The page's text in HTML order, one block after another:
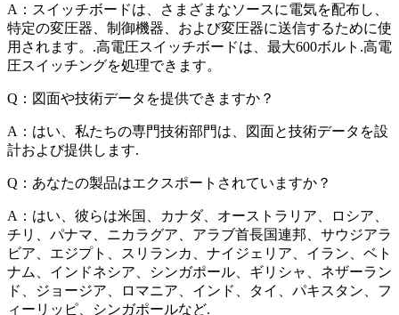
A：スイッチボードは、さまざまなソースに電気を配布し、
特定の変圧器、制御機器、および変圧器に送信するために使
用されます。.高電圧スイッチボードは、最大600ボルト.高電
圧スイッチングを処理できます。
Q：図面や技術データを提供できますか？
A：はい、私たちの専門技術部門は、図面と技術データを設
計および提供します.
Q：あなたの製品はエクスポートされていますか？
A：はい、彼らは米国、カナダ、オーストラリア、ロシア、
チリ、パナマ、ニカラグア、アラブ首長国連邦、サウジアラ
ビア、エジプト、スリランカ、ナイジェリア、イラン、ベト
ナム、インドネシア、シンガポール、ギリシャ、ネザーラン
ド、ジョージア、ロマニア、インド、タイ、パキスタン、フ
ィーリッピ、シンガポールなど.